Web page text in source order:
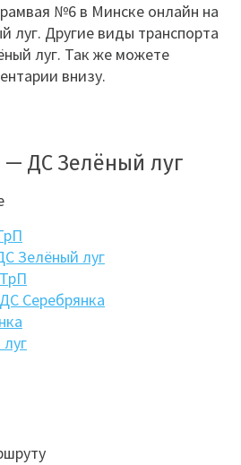
№6 в Минске онлайн на
луг. Другие виды транспорта
луг. Так же можете
внизу.
ДС Зелёный луг
Зелёный луг
Серебрянка